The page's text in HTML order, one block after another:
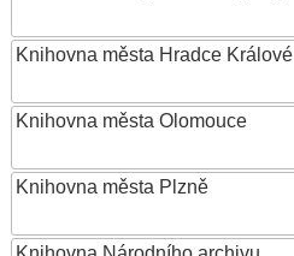
Knihovna města Hradce Králové
Knihovna města Olomouce
Knihovna města Plzně